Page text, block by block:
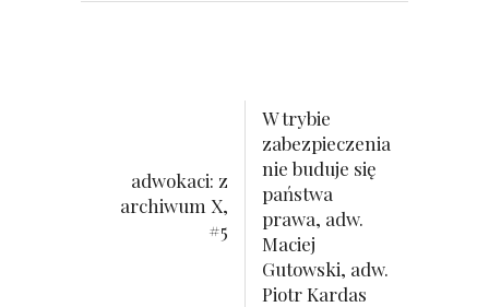
adwokaci: z
archiwum X,
#5
W trybie
zabezpieczenia
nie buduje się
państwa
prawa, adw.
Maciej
Gutowski, adw.
Piotr Kardas